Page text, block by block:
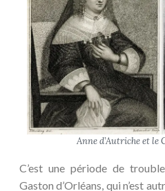
Anne d’Autriche et
C’est une période de
Gaston d’Orléans, qui n’est